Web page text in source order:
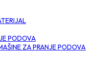
PODOVA
ZA PRANJE PODOVA